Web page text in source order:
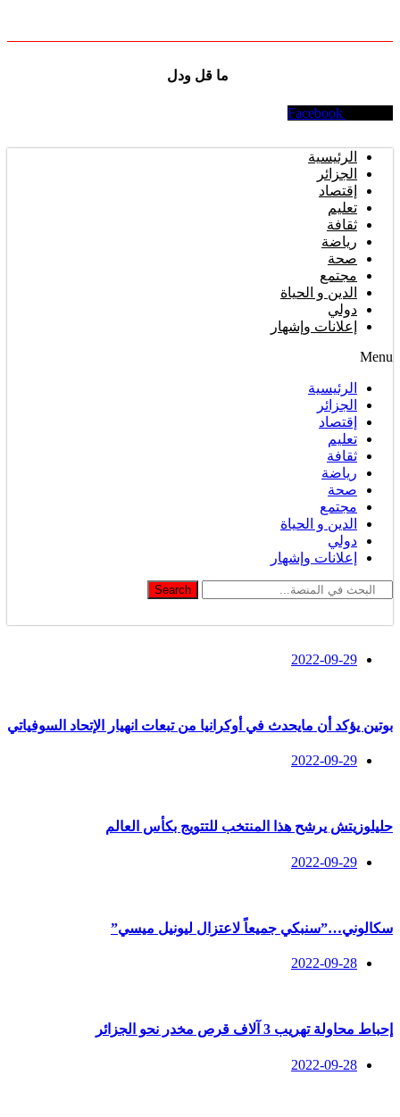
ما قل ودل
Facebook
الرئيسية
الجزائر
إقتصاد
تعليم
ثقافة
رياضة
صحة
مجتمع
الدين و الحياة
دولي
إعلانات وإشهار
Menu
الرئيسية
الجزائر
إقتصاد
تعليم
ثقافة
رياضة
صحة
مجتمع
الدين و الحياة
دولي
إعلانات وإشهار
Search
2022-09-29
بوتين يؤكد أن مايحدث في أوكرانيا من تبعات انهيار الإتحاد السوفياتي
2022-09-29
حليلوزيتش يرشح هذا المنتخب للتتويج بكأس العالم
2022-09-29
سكالوني…”سنبكي جميعاً لاعتزال ليونيل ميسي”
2022-09-28
إحباط محاولة تهريب 3 آلاف قرص مخدر نحو الجزائر
2022-09-28